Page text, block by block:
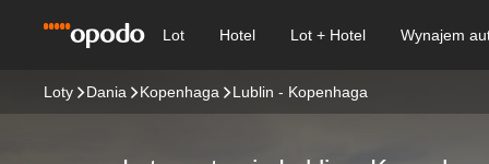
Lot Hotel Lot + Hotel Wynajem
Loty Dania Kopenhaga Lublin - Kopenhaga